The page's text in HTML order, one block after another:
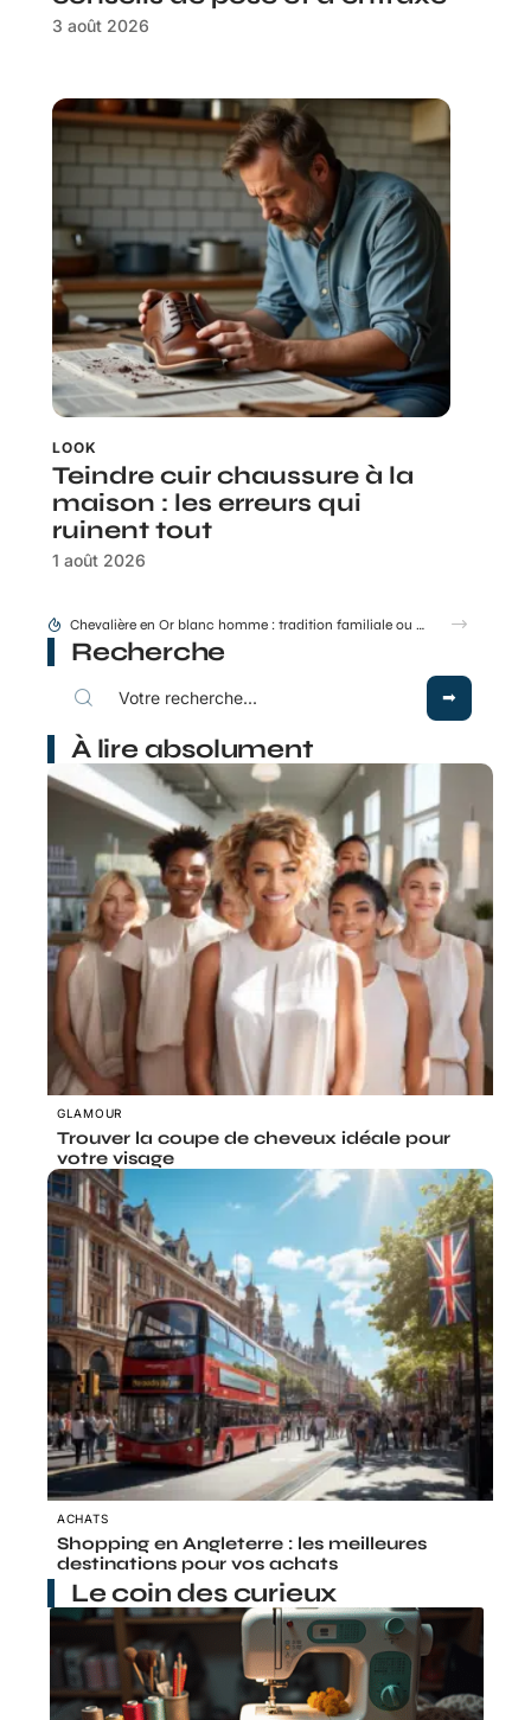
3 août 2026
LOOK
Teindre cuir chaussure à la
maison : les erreurs qui
ruinent tout
1 août 2026
Chevalière en Or blanc homme : tradition familiale ou accessoire de mode ?
Recherche
À lire absolument
GLAMOUR
Trouver la coupe de cheveux idéale pour
votre visage
ACHATS
Shopping en Angleterre : les meilleures
destinations pour vos achats
Le coin des curieux